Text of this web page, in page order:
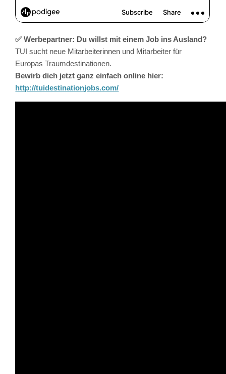
✅ Werbepartner: Du willst mit einem Job ins Ausland?
TUI sucht neue Mitarbeiterinnen und Mitarbeiter für
Europas Traumdestinationen.
Bewirb dich jetzt ganz einfach online hier:
http://tuidestinationjobs.com/